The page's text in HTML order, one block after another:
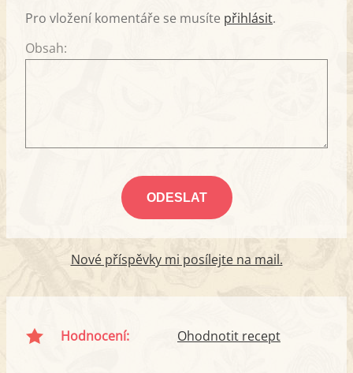
Pro vložení komentáře se musíte přihlásit.
Obsah:
Nové příspěvky mi posílejte na mail.
Hodnocení: Ohodnotit recept